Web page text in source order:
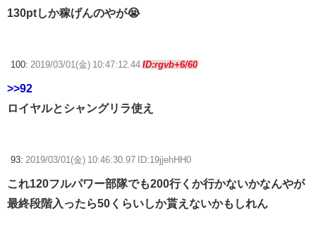
130ptしか稼げんのやが😭
100: 2019/03/01(金) 10:47:12.44 ID:rgvb+6/60
>>92
ロイヤルとシャングリラ使え
93: 2019/03/01(金) 10:46:30.97 ID:19jjehHH0
これ120フルパワー部隊でも200行くか行かないかなんやが
最終段階入ったら50くらいしか貰えないかもしれん